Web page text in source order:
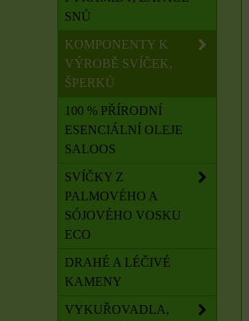
SNŮ
KOMPONENTY K
VÝROBĚ SVÍČEK,
ŠPERKŮ
100 % PŘÍRODNÍ
ESENCIÁLNÍ OLEJE
SALOOS
SVÍČKY Z
PALMOVÉHO A
SÓJOVÉHO VOSKU
ECO
DRAHÉ A LÉČIVÉ
KAMENY
VYKUŘOVADLA,